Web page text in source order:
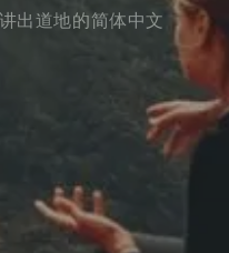
出道地的简体中文